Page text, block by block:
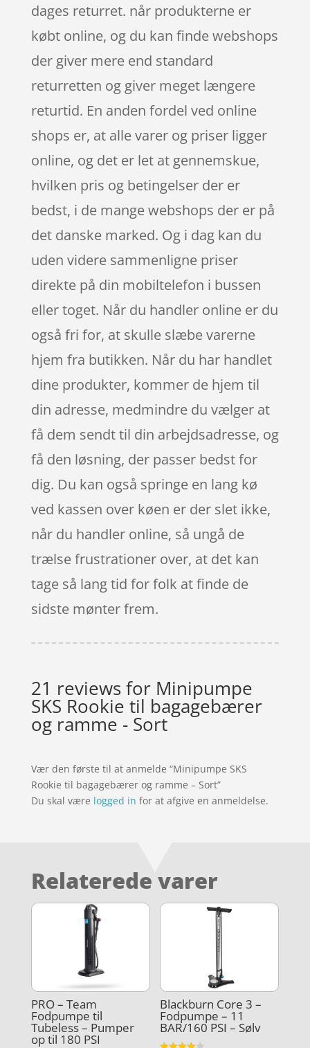
dages returret. når produkterne er
købt online, og du kan finde webshops
der giver mere end standard
returretten og giver meget længere
returtid. En anden fordel ved online
shops er, at alle varer og priser ligger
online, og det er let at gennemskue,
hvilken pris og betingelser der er
bedst, i de mange webshops der er på
det danske marked. Og i dag kan du
uden videre sammenligne priser
direkte på din mobiltelefon i bussen
eller toget. Når du handler online er du
også fri for, at skulle slæbe varerne
hjem fra butikken. Når du har handlet
dine produkter, kommer de hjem til
din adresse, medmindre du vælger at
få dem sendt til din arbejdsadresse, og
få den løsning, der passer bedst for
dig. Du kan også springe en lang kø
ved kassen over køen er der slet ikke,
når du handler online, så ungå de
trælse frustrationer over, at det kan
tage så lang tid for folk at finde de
sidste mønter frem.
21 reviews for Minipumpe
SKS Rookie til bagagebærer
og ramme - Sort
Vær den første til at anmelde “Minipumpe SKS
Rookie til bagagebærer og ramme – Sort”
Du skal være logged in for at afgive en anmeldelse.
Relaterede varer
PRO – Team
Fodpumpe til
Tubeless – Pumper
op til 180 PSI
Blackburn Core 3 –
Fodpumpe – 11
BAR/160 PSI – Sølv